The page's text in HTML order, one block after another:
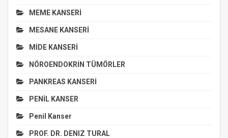
MEME KANSERİ
MESANE KANSERİ
MİDE KANSERİ
NÖROENDOKRİN TÜMÖRLER
PANKREAS KANSERİ
PENİL KANSER
Penil Kanser
PROF. DR. DENIZ TURAL